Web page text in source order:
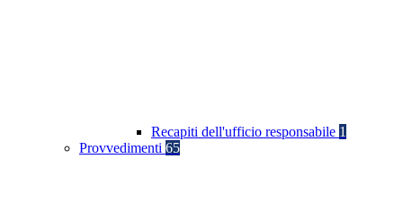
Recapiti dell'ufficio responsabile 1
Provvedimenti 65